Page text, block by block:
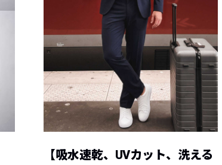
【吸水速乾、UVカット、洗える